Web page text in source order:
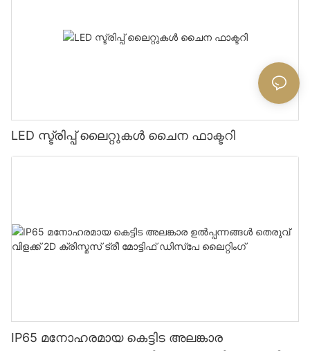
LED സ്ട്രിപ്പ് ലൈറ്റുകൾ ചൈന ഫാക്ടറി
IP65 മനോഹരമായ കെട്ടിട അലങ്കാര